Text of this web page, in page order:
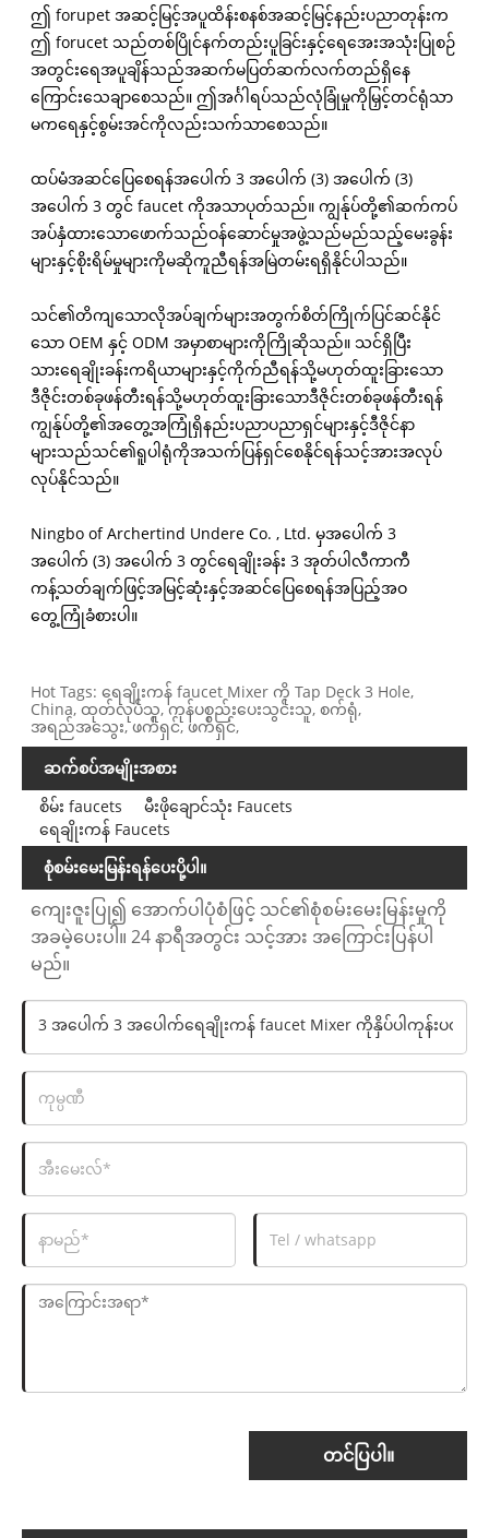
ဤ forupet အဆင့်မြင့်အပူထိန်းစနစ်အဆင့်မြင့်နည်းပညာတုန်းက
ဤ forucet သည်တစ်ပြိုင်နက်တည်းပူခြင်းနှင့်ရေအေးအသုံးပြုစဉ်
အတွင်းရေအပူချိန်သည်အဆက်မပြတ်ဆက်လက်တည်ရှိနေ
ကြောင်းသေချာစေသည်။ ဤအင်္ဂါရပ်သည်လုံခြုံမှုကိုမြှင့်တင်ရုံသာ
မကရေနှင့်စွမ်းအင်ကိုလည်းသက်သာစေသည်။
ထပ်မံအဆင်ပြေစေရန်အပေါက် 3 အပေါက် (3) အပေါက် (3)
အပေါက် 3 တွင် faucet ကိုအသာပုတ်သည်။ ကျွန်ုပ်တို့၏ဆက်ကပ်
အပ်နှံထားသောဖောက်သည်ဝန်ဆောင်မှုအဖွဲ့သည်မည်သည့်မေးခွန်း
များနှင့်စိုးရိမ်မှုများကိုမဆိုကူညီရန်အမြဲတမ်းရရှိနိုင်ပါသည်။
သင်၏တိကျသောလိုအပ်ချက်များအတွက်စိတ်ကြိုက်ပြင်ဆင်နိုင်
သော OEM နှင့် ODM အမှာစာများကိုကြိုဆိုသည်။ သင်ရှိပြီး
သားရေချိုးခန်းကရိယာများနှင့်ကိုက်ညီရန်သို့မဟုတ်ထူးခြားသော
ဒီဇိုင်းတစ်ခုဖန်တီးရန်သို့မဟုတ်ထူးခြားသောဒီဇိုင်းတစ်ခုဖန်တီးရန်
ကျွန်ုပ်တို့၏အတွေ့အကြုံရှိနည်းပညာပညာရှင်များနှင့်ဒီဇိုင်နာ
များသည်သင်၏ရူပါရုံကိုအသက်ပြန်ရှင်စေနိုင်ရန်သင့်အားအလုပ်
လုပ်နိုင်သည်။
Ningbo of Archertind Undere Co. , Ltd. မှအပေါက် 3
အပေါက် (3) အပေါက် 3 တွင်ရေချိုးခန်း 3 အုတ်ပါလီကာကီ
ကန့်သတ်ချက်ဖြင့်အမြင့်ဆုံးနှင့်အဆင်ပြေစေရန်အပြည့်အဝ
တွေ့ကြုံခံစားပါ။
Hot Tags: ရေချိုးကန် faucet Mixer ကို Tap Deck 3 Hole,
China, ထုတ်လုပ်သူ, ကုန်ပစ္စည်းပေးသွင်းသူ, စက်ရုံ,
အရည်အသွေး, ဖက်ရှင်, ဖက်ရှင်,
ဆက်စပ်အမျိုးအစား
စိမ်း faucets
မီးဖိုချောင်သုံး Faucets
ရေချိုးကန် Faucets
စုံစမ်းမေးမြန်းရန်ပေးပို့ပါ။
ကျေးဇူးပြု၍ အောက်ပါပုံစံဖြင့် သင်၏စုံစမ်းမေးမြန်းမှုကို
အခမဲ့ပေးပါ။ 24 နာရီအတွင်း သင့်အား အကြောင်းပြန်ပါ
မည်။
တင်ပြပါ။